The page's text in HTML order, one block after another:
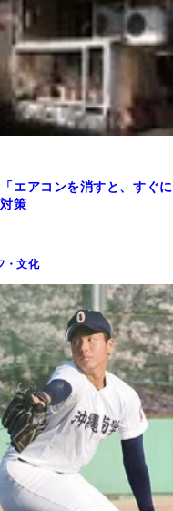
エアコンを消すと、すぐに
策
・文化